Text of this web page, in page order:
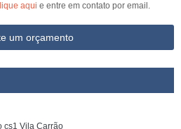
aqui e entre em contato por email.
um orçamento
cs1 Vila Carrão